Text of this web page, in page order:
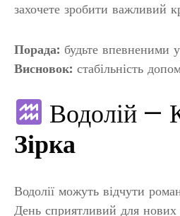
захочете зробити важливий
Порада: будьте впевненими
Висновок: стабільність
Водолій —
Зірка
Водолії можуть відчути
День сприятливий для нових